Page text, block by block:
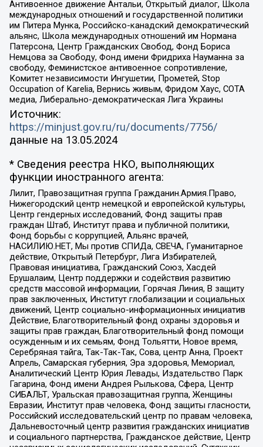
Антивоенное движение Антальи, Открытый диалог, Школа
международных отношений и государственной политики
им Питера Мунка, Российско-канадский демократический
альянс, Школа международных отношений им Нормана
Патерсона, Центр Гражданских Свобод, Фонд Бориса
Немцова за Свободу, Фонд имени Фридриха Науманна за
свободу, Феминистское антивоенное сопротивление,
Комитет независимости Ингушетии, Прометей, Stop
Occupation of Karelia, Вернись живым, Фридом Хаус, СОТА
медиа, Либерально-демократическая Лига Украины
Источник:
https://minjust.gov.ru/ru/documents/7756/
данные на 13.05.2024
* Сведения реестра НКО, выполняющих
функции иностранного агента:
Лилит, Правозащитная группа Гражданин.Армия.Право,
Нижегородский центр немецкой и европейской культуры,
Центр гендерных исследований, Фонд защиты прав
граждан Штаб, Институт права и публичной политики,
Фонд борьбы с коррупцией, Альянс врачей,
НАСИЛИЮ.НЕТ, Мы против СПИДа, СВЕЧА, Гуманитарное
действие, Открытый Петербург, Лига Избирателей,
Правовая инициатива, Гражданский Союз, Хасдей
Ерушалаим, Центр поддержки и содействия развитию
средств массовой информации, Горячая Линия, В защиту
прав заключенных, Институт глобализации и социальных
движений, Центр социально-информационных инициатив
Действие, Благотворительный фонд охраны здоровья и
защиты прав граждан, Благотворительный фонд помощи
осужденным и их семьям, Фонд Тольятти, Новое время,
Серебряная тайга, Так-Так-Так, Сова, центр Анна, Проект
Апрель, Самарская губерния, Эра здоровья, Мемориал,
Аналитический Центр Юрия Левады, Издательство Парк
Гагарина, Фонд имени Андрея Рылькова, Сфера, Центр
СИБАЛЬТ, Уральская правозащитная группа, Женщины
Евразии, Институт прав человека, Фонд защиты гласности,
Российский исследовательский центр по правам человека,
Дальневосточный центр развития гражданских инициатив
и социального партнерства, Гражданское действие, Центр